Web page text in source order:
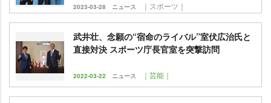
2023-03-28 ニュース ｜スポーツ｜
武井壮、念願の“宿命のライバル”室伏広治氏と
直接対決 スポーツ庁長官室を突撃訪問
2022-03-22 ニュース ｜芸能｜